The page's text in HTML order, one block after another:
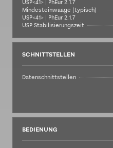
USP<41> | PhEur 2.1.7
Mindesteinwaage (typisch)
USP<41> | PhEur 2.1.7
USP Stabilisierungszeit
SCHNITTSTELLEN
Datenschnittstellen
BEDIENUNG